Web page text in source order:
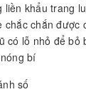
liền khẩu trang
chắc chắn được
có lỗ nhỏ để bỏ
bí
số